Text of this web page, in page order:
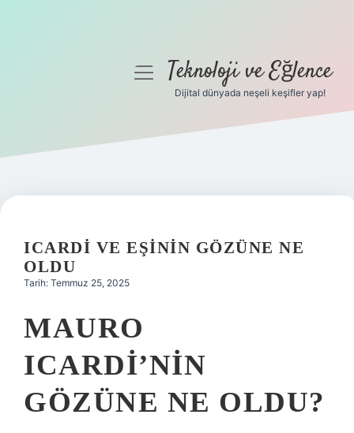
Gizlilik Politikası
Yasal Uyarı
menüyüTeknoloji ve Eğlence
Dijital dünyada neşeli keşifler yap!
ICARDI VE EŞININ GÖZÜNE NE
OLDU
Tarih: Temmuz 25, 2025
MAURO
ICARDI’NIN
GÖZÜNE NE OLDU?